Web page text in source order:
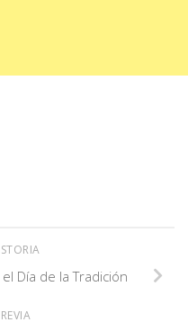
Día de la Tradición